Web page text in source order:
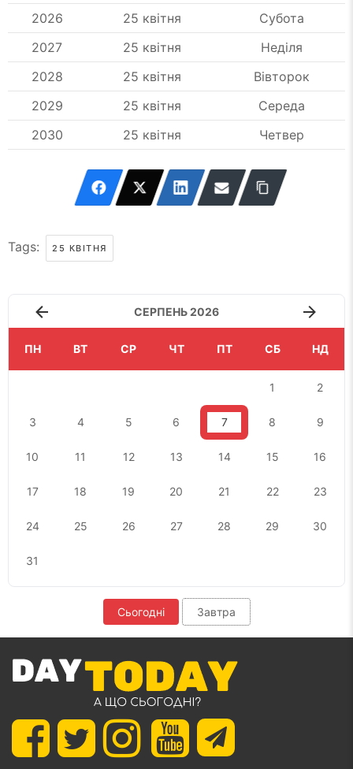
2026
25 квітня
Субота
2027
25 квітня
Неділя
2028
25 квітня
Вівторок
2029
25 квітня
Середа
2030
25 квітня Четвер
Tags: 25 КВІТНЯ
СЕРПЕНЬ 2026
ПН ВТ СР ЧТ ПТ СБ НД
1 2
3 4 5 6 7 8 9
10 11 12 13 14 15 16
17 18 19 20 21 22 23
24 25 26 27 28 29 30
31
Сьогодні Завтра